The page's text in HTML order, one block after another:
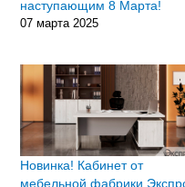
наступающим 8 Марта!
07 марта 2025
Новинка! Кабинет от
мебельной фабрики